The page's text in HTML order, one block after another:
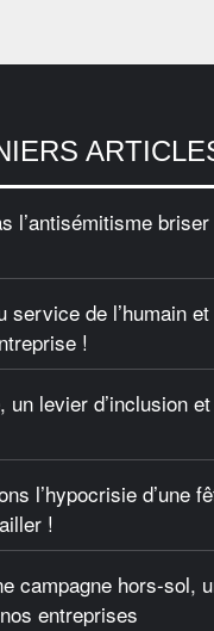
l’antisémitisme
service de l’humain
!
un levier d’inclusion
l’hypocrisie d’une
!
campagne hors-sol,
entreprises